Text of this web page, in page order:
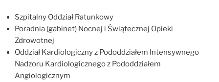
Szpitalny Oddział Ratunkowy
Poradnia (gabinet) Nocnej i Świątecznej Opieki
Zdrowotnej
Oddział Kardiologiczny z Pododdziałem Intensywnego
Nadzoru Kardiologicznego z Pododdziałem
Angiologicznym